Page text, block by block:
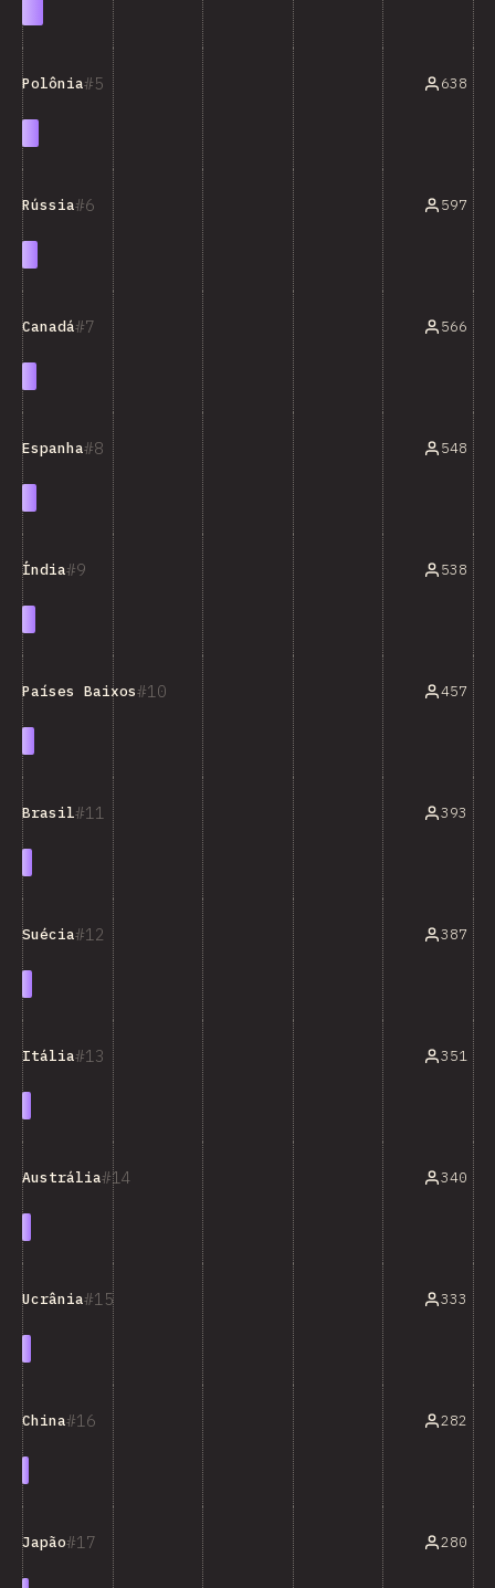
5
Polônia 638
6
Rússia 597
7
Canadá 566
8
Espanha 548
9
Índia 538
10
Países Baixos 457
11
Brasil 393
12
Suécia 387
13
Itália 351
14
Austrália 340
15
Ucrânia 333
16
China 282
17
Japão 280